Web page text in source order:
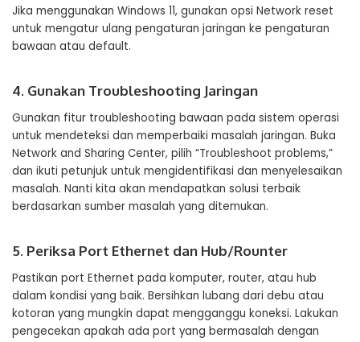
Jika menggunakan Windows 11, gunakan opsi Network reset
untuk mengatur ulang pengaturan jaringan ke pengaturan
bawaan atau default.
4. Gunakan Troubleshooting Jaringan
Gunakan fitur troubleshooting bawaan pada sistem operasi
untuk mendeteksi dan memperbaiki masalah jaringan. Buka
Network and Sharing Center, pilih “Troubleshoot problems,”
dan ikuti petunjuk untuk mengidentifikasi dan menyelesaikan
masalah. Nanti kita akan mendapatkan solusi terbaik
berdasarkan sumber masalah yang ditemukan.
5. Periksa Port Ethernet dan Hub/Rounter
Pastikan port Ethernet pada komputer, router, atau hub
dalam kondisi yang baik. Bersihkan lubang dari debu atau
kotoran yang mungkin dapat mengganggu koneksi. Lakukan
pengecekan apakah ada port yang bermasalah dengan